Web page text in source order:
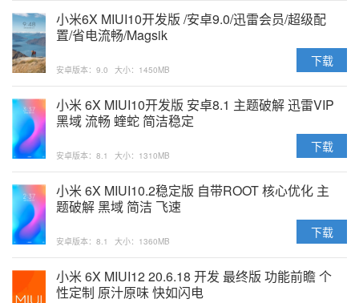
小米6X MIUI10开发版 /安卓9.0/迅雷会员/超级配
置/省电流畅/Magsik
安卓版本：9.0 大小：1450MB
下载
小米 6X MIUI10开发版 安卓8.1 主题破解 迅雷VIP
黑域 流畅 蝰蛇 简洁稳定
安卓版本：8.1 大小：1310MB
下载
小米 6X MIUI10.2稳定版 自带ROOT 核心优化 主
题破解 黑域 简洁 飞速
安卓版本：8.1 大小：1360MB
下载
小米 6X MIUI12 20.6.18 开发 最终版 功能前瞻 个
性定制 原汁原味 快如闪电